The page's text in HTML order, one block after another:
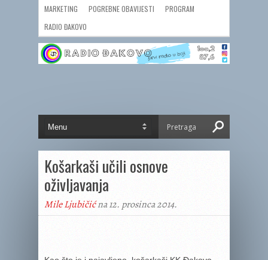
MARKETING POGREBNE OBAVIJESTI
PROGRAM
RADIO ĐAKOVO
Košarkaši učili osnove
oživljavanja
Mile Ljubičićna 12. prosinca 2014.